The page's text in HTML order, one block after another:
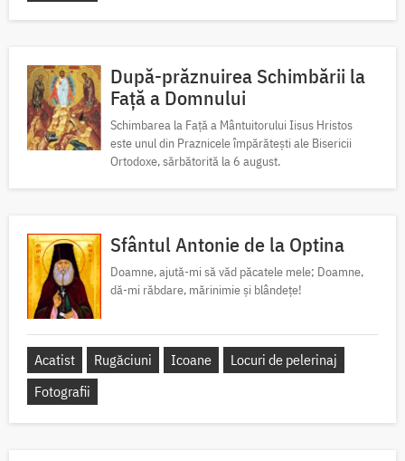
După-prăznuirea Schimbării la
Față a Domnului
Schimbarea la Față a Mântuitorului Iisus Hristos
este unul din Praznicele împărătești ale Bisericii
Ortodoxe, sărbătorită la 6 august.
Sfântul Antonie de la Optina
Doamne, ajută-mi să văd păcatele mele; Doamne,
dă-mi răbdare, mărinimie şi blândeţe!
Acatist Rugăciuni Icoane
Locuri de pelerinaj
Fotografii